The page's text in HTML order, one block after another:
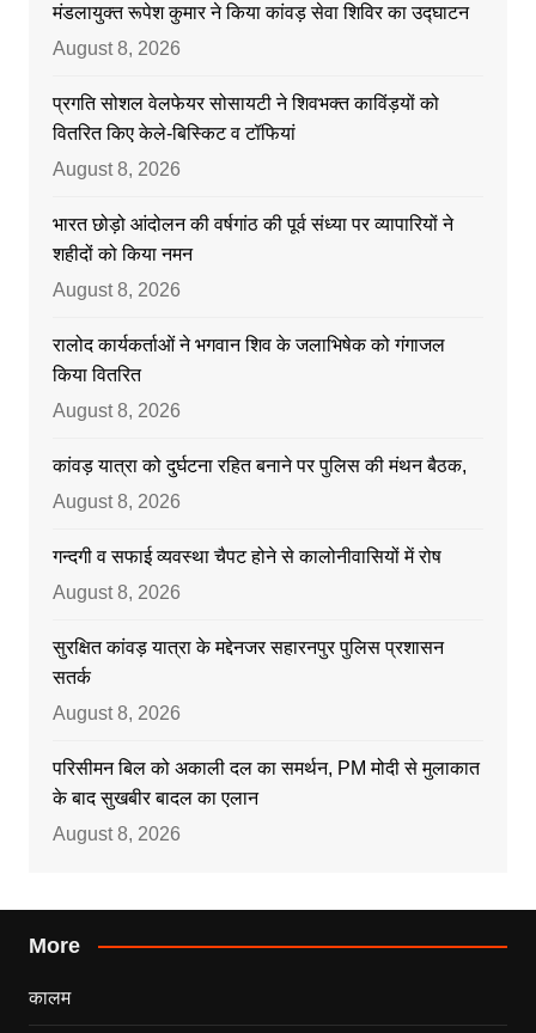
मंडलायुक्त रूपेश कुमार ने किया कांवड़ सेवा शिविर का उद्घाटन
August 8, 2026
प्रगति सोशल वेलफेयर सोसायटी ने शिवभक्त काविंड़यों को
वितरित किए केले-बिस्किट व टॉफियां
August 8, 2026
भारत छोड़ो आंदोलन की वर्षगांठ की पूर्व संध्या पर व्यापारियों ने
शहीदों को किया नमन
August 8, 2026
रालोद कार्यकर्ताओं ने भगवान शिव के जलाभिषेक को गंगाजल
किया वितरित
August 8, 2026
कांवड़ यात्रा को दुर्घटना रहित बनाने पर पुलिस की मंथन बैठक,
August 8, 2026
गन्दगी व सफाई व्यवस्था चैपट होने से कालोनीवासियों में रोष
August 8, 2026
सुरक्षित कांवड़ यात्रा के मद्देनजर सहारनपुर पुलिस प्रशासन
सतर्क
August 8, 2026
परिसीमन बिल को अकाली दल का समर्थन, PM मोदी से मुलाकात
के बाद सुखबीर बादल का एलान
August 8, 2026
More
कालम